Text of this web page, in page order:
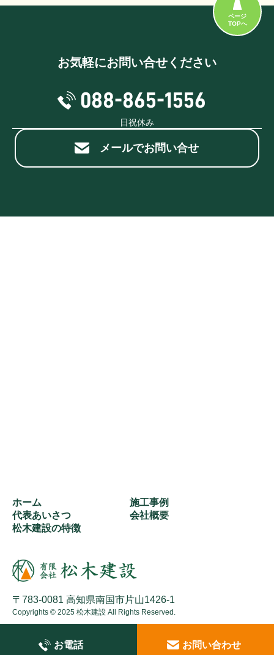
ページ
TOPへ
お気軽にお問い合せください
088-865-1556
日祝休み
メールでお問い合せ
ホーム
施工事例
代表あいさつ
会社概要
松木建設の特徴
〒783-0081 高知県南国市片山1426-1
Copyrights © 2025 松木建設 All Rights Reserved.
お電話 お問い合わせ